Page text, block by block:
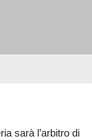
sarà l’arbitro di